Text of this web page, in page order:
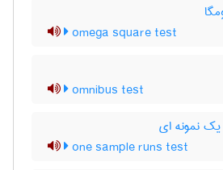
omega square test
omnibus test
نمونه ای
one sample runs test